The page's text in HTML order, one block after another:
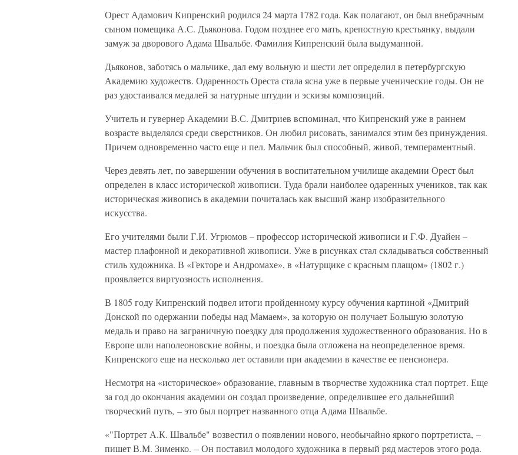
Орест Адамович Кипренский родился 24 марта 1782 года. Как полагают, он был внебрачным
сыном помещика А.С. Дьяконова. Годом позднее его мать, крепостную крестьянку, выдали
замуж за дворового Адама Швальбе. Фамилия Кипренский была выдуманной.
Дьяконов, заботясь о мальчике, дал ему вольную и шести лет определил в петербургскую
Академию художеств. Одаренность Ореста стала ясна уже в первые ученические годы. Он не
раз удостаивался медалей за натурные штудии и эскизы композиций.
Учитель и гувернер Академии В.С. Дмитриев вспоминал, что Кипренский уже в раннем
возрасте выделялся среди сверстников. Он любил рисовать, занимался этим без принуждения.
Причем одновременно часто еще и пел. Мальчик был способный, живой, темпераментный.
Через девять лет, по завершении обучения в воспитательном училище академии Орест был
определен в класс исторической живописи. Туда брали наиболее одаренных учеников, так как
историческая живопись в академии почиталась как высший жанр изобразительного
искусства.
Его учителями были Г.И. Угрюмов – профессор исторической живописи и Г.Ф. Дуайен –
мастер плафонной и декоративной живописи. Уже в рисунках стал складываться собственный
стиль художника. В «Гекторе и Андромахе», в «Натурщике с красным плащом» (1802 г.)
проявляется виртуозность исполнения.
В 1805 году Кипренский подвел итоги пройденному курсу обучения картиной «Дмитрий
Донской по одержании победы над Мамаем», за которую он получает Большую золотую
медаль и право на заграничную поездку для продолжения художественного образования. Но в
Европе шли наполеоновские войны, и поездка была отложена на неопределенное время.
Кипренского еще на несколько лет оставили при академии в качестве ее пенсионера.
Несмотря на «историческое» образование, главным в творчестве художника стал портрет. Еще
за год до окончания академии он создал произведение, определившее его дальнейший
творческий путь, – это был портрет названного отца Адама Швальбе.
«"Портрет А.К. Швальбе" возвестил о появлении нового, необычайно яркого портретиста, –
пишет В.М. Зименко. – Он поставил молодого художника в первый ряд мастеров этого рода.